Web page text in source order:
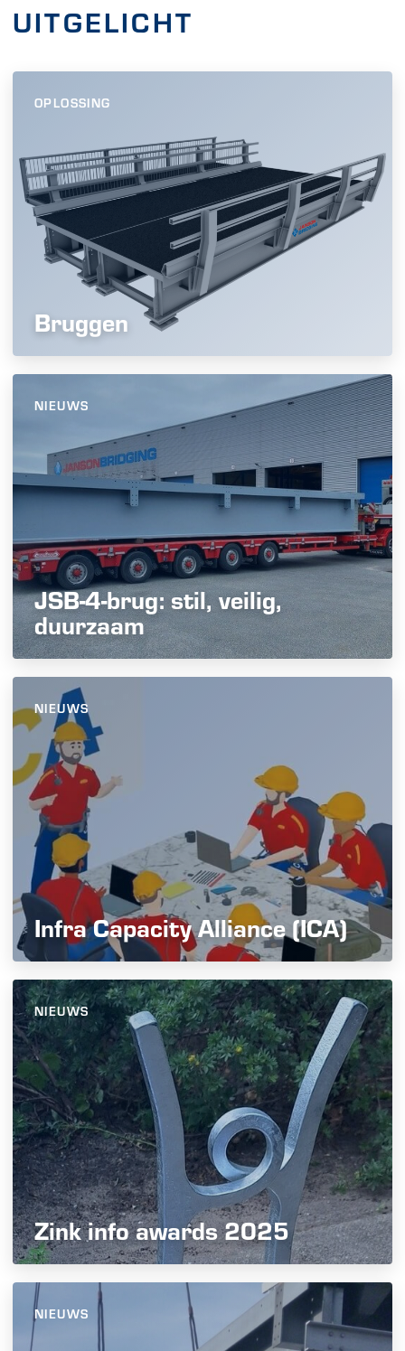
UITGELICHT
OPLOSSING
Bruggen
NIEUWS
JSB-4-brug: stil, veilig,
duurzaam
NIEUWS
Infra Capacity Alliance (ICA)
NIEUWS
Zink info awards 2025
NIEUWS